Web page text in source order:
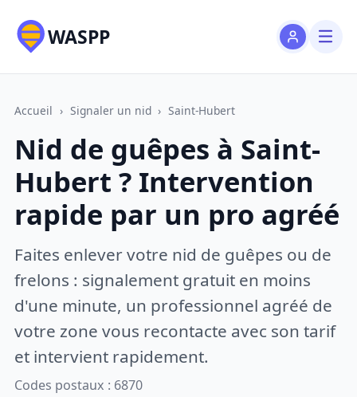
WASPP
Accueil › Signaler un nid › Saint-Hubert
Nid de guêpes à Saint-
Hubert ? Intervention
rapide par un pro agréé
Faites enlever votre nid de guêpes ou de
frelons : signalement gratuit en moins
d'une minute, un professionnel agréé de
votre zone vous recontacte avec son tarif
et intervient rapidement.
Codes postaux : 6870